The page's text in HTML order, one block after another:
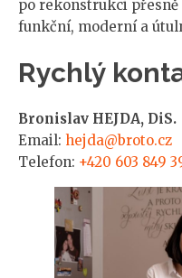
po rekonstrukci
funkční, moderní a
Rychlý
Bronislav HEJDA, DiS.
Email: hejda@broto.cz
Telefon: +420 603 849